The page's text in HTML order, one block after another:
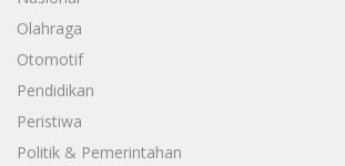
Olahraga
Otomotif
Pendidikan
Peristiwa
Politik & Pemerintahan